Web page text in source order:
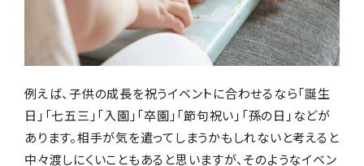
例えば、子供の成長を祝うイベントに合わせるなら「誕生
日」「七五三」「入園」「卒園」「節句祝い」「孫の日」などが
あります。相手が気を遣ってしまうかもしれないと考えると
中々渡しにくいこともあると思いますが、そのようなイベン